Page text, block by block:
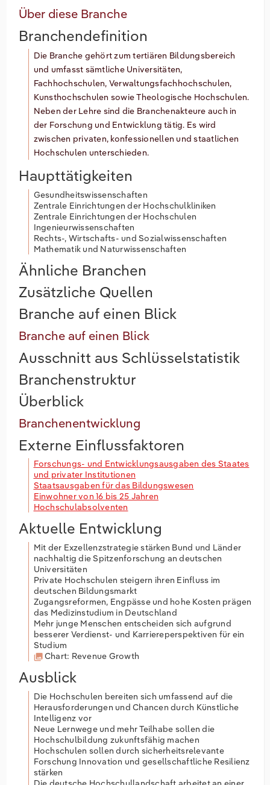
Über diese Branche
Branchendefinition
Die Branche gehört zum tertiären Bildungsbereich
und umfasst sämtliche Universitäten,
Fachhochschulen, Verwaltungsfachhochschulen,
Kunsthochschulen sowie Theologische Hochschulen.
Neben der Lehre sind die Branchenakteure auch in
der Forschung und Entwicklung tätig. Es wird
zwischen privaten, konfessionellen und staatlichen
Hochschulen unterschieden.
Haupttätigkeiten
Gesundheitswissenschaften
Zentrale Einrichtungen der Hochschulkliniken
Zentrale Einrichtungen der Hochschulen
Ingenieurwissenschaften
Rechts-, Wirtschafts- und Sozialwissenschaften
Mathematik und Naturwissenschaften
Ähnliche Branchen
Zusätzliche Quellen
Branche auf einen Blick
Branche auf einen Blick
Ausschnitt aus Schlüsselstatistik
Branchenstruktur
Überblick
Branchenentwicklung
Externe Einflussfaktoren
Forschungs- und Entwicklungsausgaben des Staates
und privater Institutionen
Staatsausgaben für das Bildungswesen
Einwohner von 16 bis 25 Jahren
Hochschulabsolventen
Aktuelle Entwicklung
Mit der Exzellenzstrategie stärken Bund und Länder
nachhaltig die Spitzenforschung an deutschen
Universitäten
Private Hochschulen steigern ihren Einfluss im
deutschen Bildungsmarkt
Zugangsreformen, Engpässe und hohe Kosten prägen
das Medizinstudium in Deutschland
Mehr junge Menschen entscheiden sich aufgrund
besserer Verdienst- und Karriereperspektiven für ein
Studium
Chart: Revenue Growth
Ausblick
Die Hochschulen bereiten sich umfassend auf die
Herausforderungen und Chancen durch Künstliche
Intelligenz vor
Neue Lernwege und mehr Teilhabe sollen die
Hochschulbildung zukunftsfähig machen
Hochschulen sollen durch sicherheitsrelevante
Forschung Innovation und gesellschaftliche Resilienz
stärken